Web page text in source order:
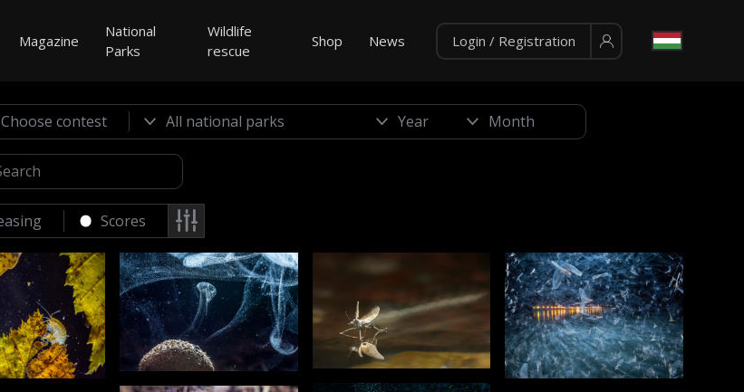
Magazine
National
Parks
Wildlife
rescue
Shop News Login / Registration
Choose contest
Scores